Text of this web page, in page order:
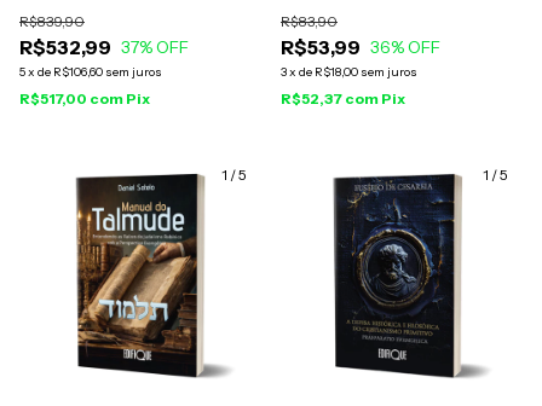
R$532,99
R$839,90
37% OFF
5x de R$106,60 sem juros
R$517,00 com Pix
Evangélica - Eusébio De
Cesareia
R$53,99
R$83,90
36% OFF
3x de R$18,00 sem juros
R$52,37 com Pix
1 /5 1 /5